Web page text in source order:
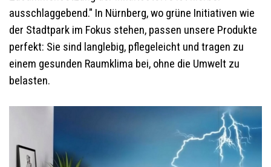
ausschlaggebend." In Nürnberg, wo grüne Initiativen wie
der Stadtpark im Fokus stehen, passen unsere Produkte
perfekt: Sie sind langlebig, pflegeleicht und tragen zu
einem gesunden Raumklima bei, ohne die Umwelt zu
belasten.